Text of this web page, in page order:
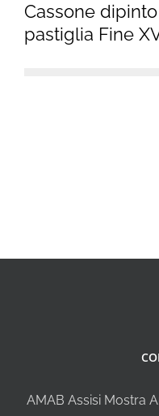
Cassone
pastiglia Fine
AMAB Assisi Mostra